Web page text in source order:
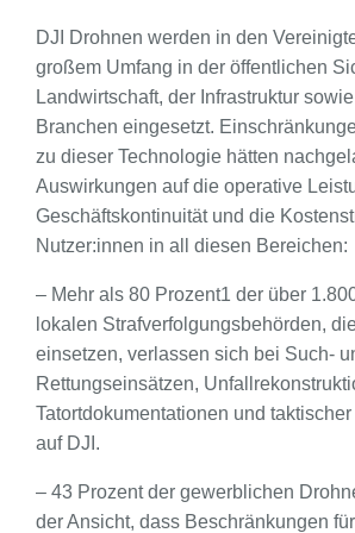
DJI Drohnen werden in den
großem Umfang in der öffentlichen
Landwirtschaft, der Infrastruktur
Branchen eingesetzt.
zu dieser Technologie hätten
Auswirkungen auf die operative
Geschäftskontinuität und die
Nutzer:innen in all diesen Bereichen:
– Mehr als 80 Prozent1 der über
lokalen Strafverfolgungsbehörden,
einsetzen, verlassen sich bei Such-
Rettungseinsätzen,
Tatortdokumentationen und
auf DJI.
– 43 Prozent der gewerblichen
der Ansicht, dass Beschränkungen